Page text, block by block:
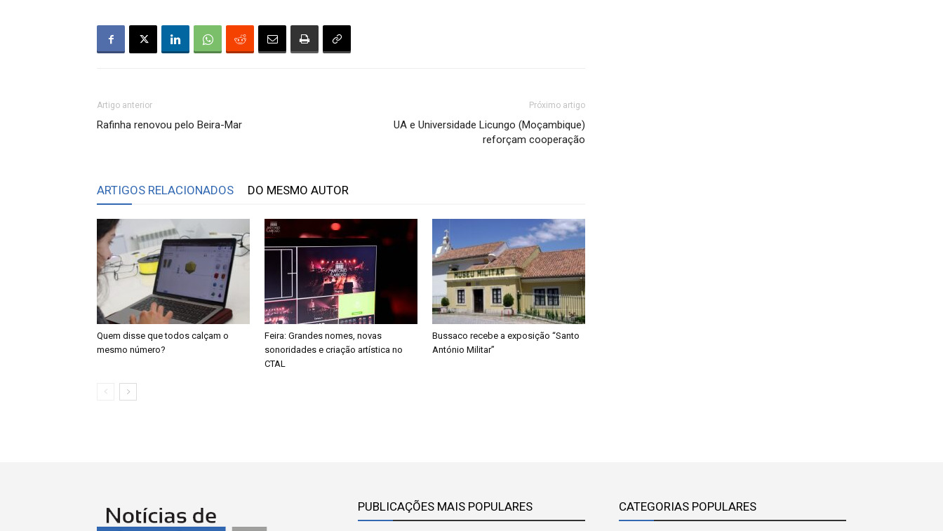
Artigo anterior
Rafinha renovou pelo Beira-Mar
Próximo artigo
UA e Universidade Licungo (Moçambique)
reforçam cooperação
ARTIGOS RELACIONADOS DO MESMO AUTOR
Quem disse que todos calçam o
mesmo número?
Feira: Grandes nomes, novas
sonoridades e criação artística no
CTAL
Bussaco recebe a exposição “Santo
António Militar”
PUBLICAÇÕES MAIS POPULARES CATEGORIAS POPULARES